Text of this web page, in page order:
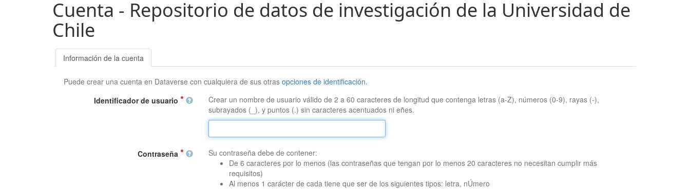
Cuenta - Repositorio de datos de investigación de la Universidad de
Chile
Información de la cuenta
Puede crear una cuenta en Dataverse con cualquiera de sus otrasopciones de identificación.
Identificador de usuario
Crear un nombre de usuario válido de 2 a 60 caracteres de longitud que contenga letras (a-Z), números (0-9), rayas (-),
subrayados (_), y puntos (.) sin caracteres acentuados ni eñes.
Contraseña
Su contraseña debe de contener:
De 6 caracteres por lo menos (las contraseñas que tengan por lo menos 20 caracteres no necesitan cumplir más
requisitos)
Al menos 1 carácter de cada tiene que ser de los siguientes tipos: letra, nÚmero